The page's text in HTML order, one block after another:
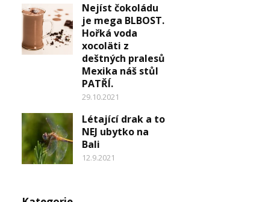
Nejíst čokoládu
je mega BLBOST.
Hořká voda
xocoläti z
deštných pralesů
Mexika náš stůl
PATŘÍ.
29.10.2021
Létající drak a to
NEJ ubytko na
Bali
12.9.2021